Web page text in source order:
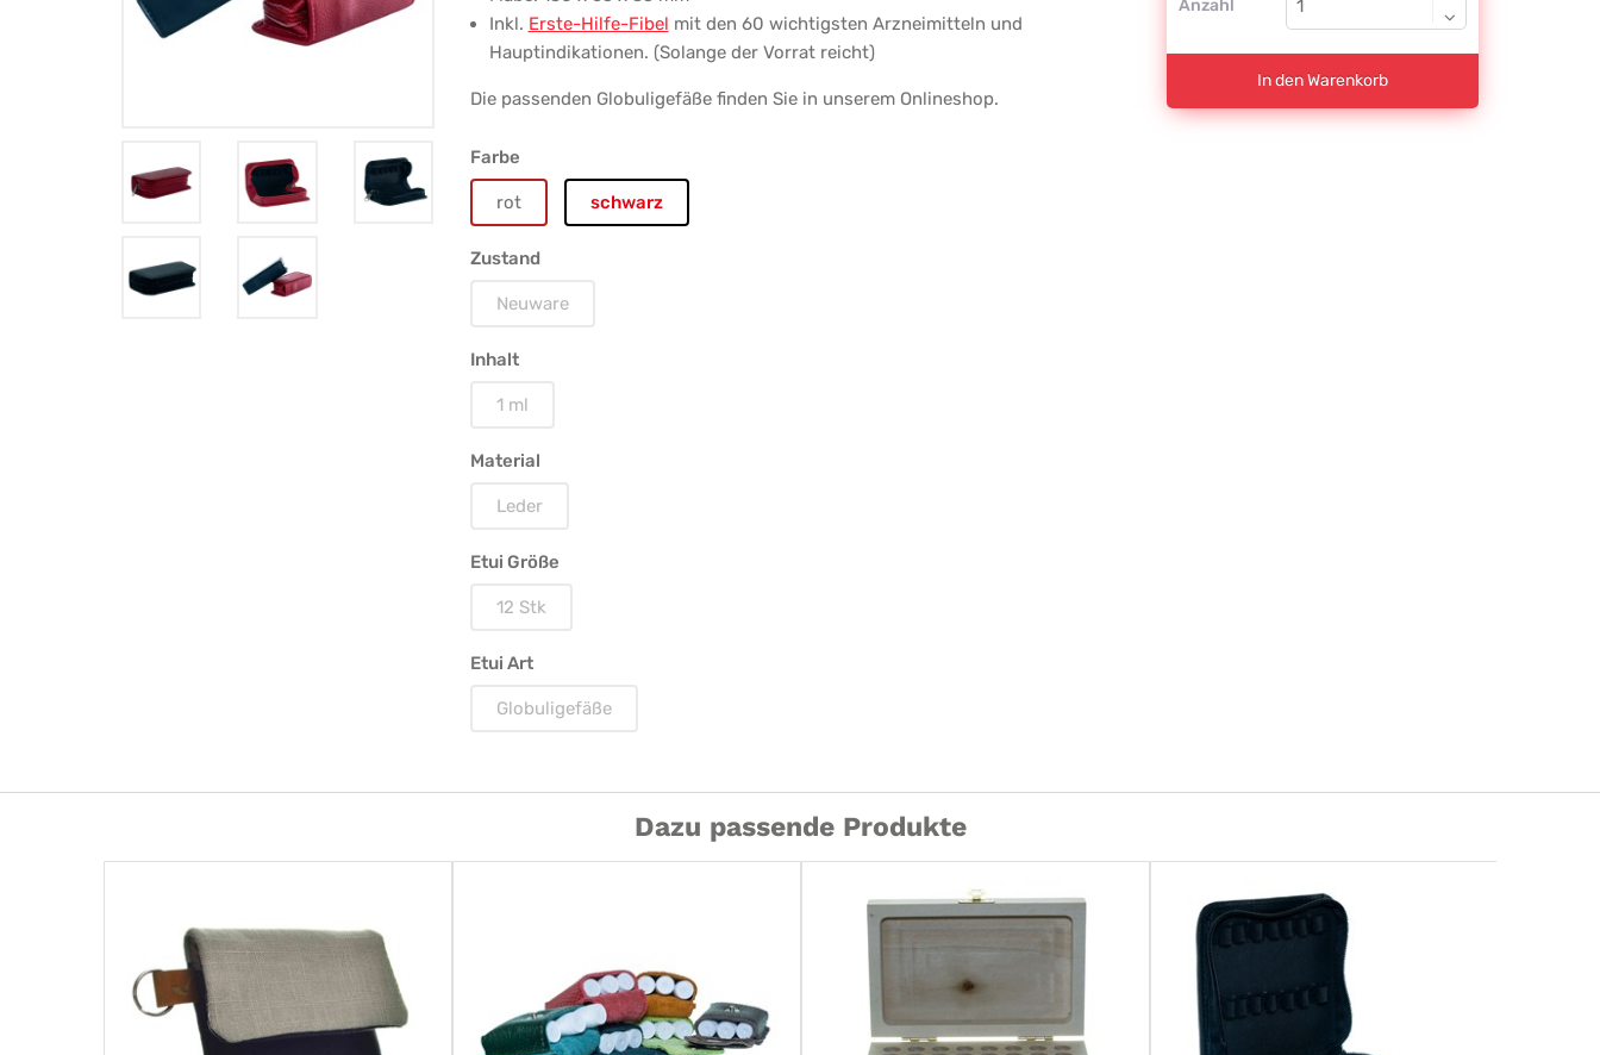
Remedia
Globuligefäße
1
g,
schwarz
Inkl. Erste-Hilfe-Fibel mit den 60 wichtigsten Arzneimitteln und
Hauptindikationen. (Solange der Vorrat reicht)
Die passenden Globuligefäße finden Sie in unserem Onlineshop.
Farbe
rot schwarz
Zustand
Neuware
Inhalt
1 ml
Material
Leder
Etui Größe
12 Stk
Etui Art
Globuligefäße
Anzahl
In den Warenkorb
Dazu passende Produkte